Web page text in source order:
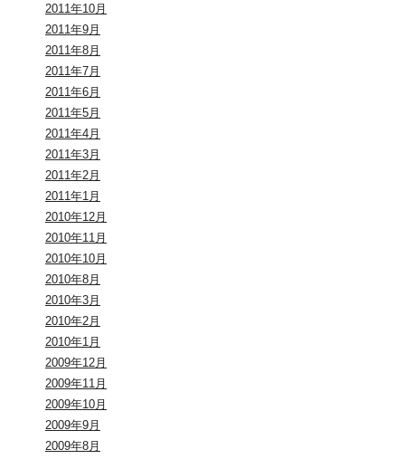
2011年10月
2011年9月
2011年8月
2011年7月
2011年6月
2011年5月
2011年4月
2011年3月
2011年2月
2011年1月
2010年12月
2010年11月
2010年10月
2010年8月
2010年3月
2010年2月
2010年1月
2009年12月
2009年11月
2009年10月
2009年9月
2009年8月